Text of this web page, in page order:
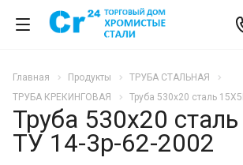
Главная Продукты
ТРУБА СТАЛЬНАЯ
ТРУБА КРЕКИНГОВАЯ
Труба 530х20 сталь
Труба 530х20
ТУ 14-3р-62-2002